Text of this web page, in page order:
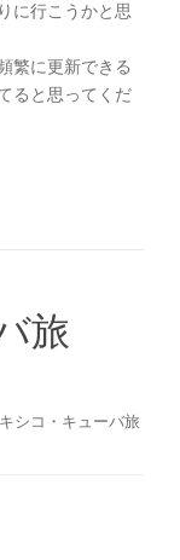
に行こうかと思
繁に更新できる
ると思ってくだ
旅
シコ・キューバ旅